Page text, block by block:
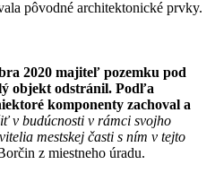
pôvodné architektonické prvky.
2020 majiteľ pozemku pod
objekt odstránil. Podľa
komponenty zachoval a
v budúcnosti v rámci svojho
mestskej časti s ním v tejto
z miestneho úradu.